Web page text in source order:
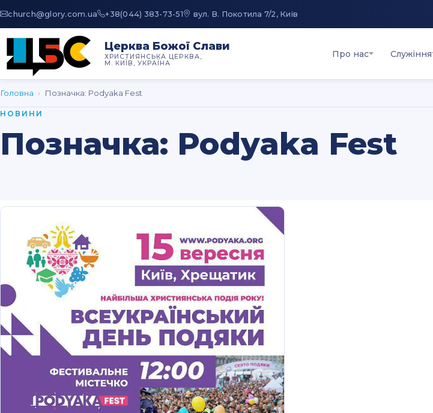
au.moc.yrolg@hcruhc +38(044) 383-73-51 вул. В. Покотила 7/2, Київ
Церква Божої Слави
ХРИСТИЯНСЬКА ЦЕРКВА,
М. КИЇВ, УКРАЇНА
Про нас Служіння
Головна › Позначка: Podyaka Fest
НОВИНИ
Позначка: Podyaka Fest